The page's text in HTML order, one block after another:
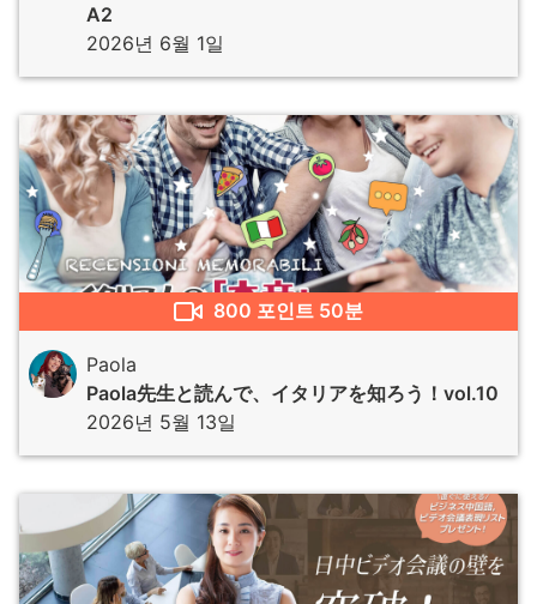
A2
2026년 6월 1일
800 포인트50분
Paola
Paola先生と読んで、イタリアを知ろう！vol.10
2026년 5월 13일